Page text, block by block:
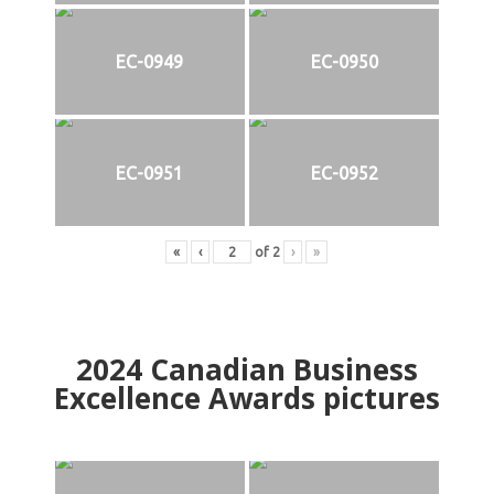
EC-0949 EC-0950
EC-0951 EC-0952
« ‹ of 2 › »
2024Canadian Business
Excellence Awards pictures